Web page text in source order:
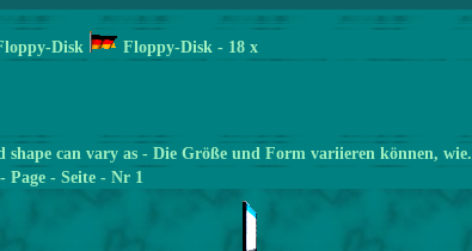
Disk Floppy-Disk - 18 x
can vary as - Die Größe und Form variieren können, wie.
- Page - Seite - Nr 1